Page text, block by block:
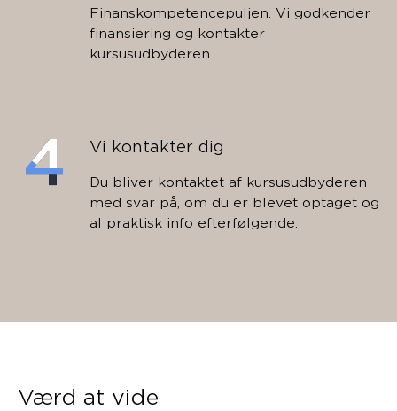
Finanskompetencepuljen. Vi godkender
finansiering og kontakter
kursusudbyderen.
Vi kontakter dig
Du bliver kontaktet af kursusudbyderen
med svar på, om du er blevet optaget og
al praktisk info efterfølgende.
Værd at vide